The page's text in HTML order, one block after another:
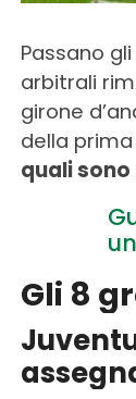
Passano
arbitrali
girone
della
quali
Gli 8